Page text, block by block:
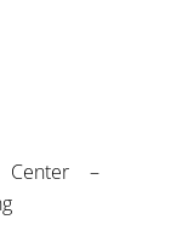
Center –